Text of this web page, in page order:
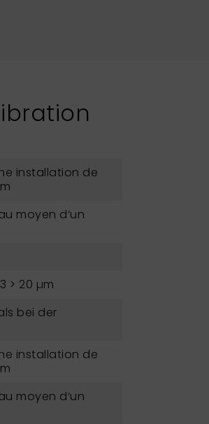
installation de
moyen d‘un
> 20 µm
bei der
installation de
moyen d‘un